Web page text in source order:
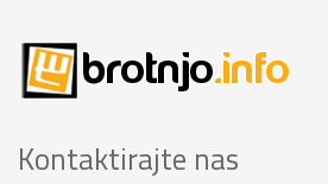
Kontaktirajte nas